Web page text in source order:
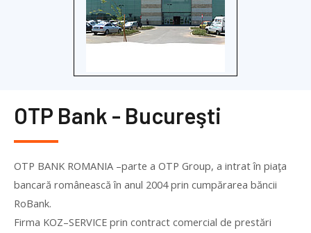
OTP Bank - Bucureşti
OTP BANK ROMANIA –parte a OTP Group, a intrat în piaţa
bancară românească în anul 2004 prin cumpărarea băncii
RoBank.
Firma KOZ–SERVICE prin contract comercial de prestări